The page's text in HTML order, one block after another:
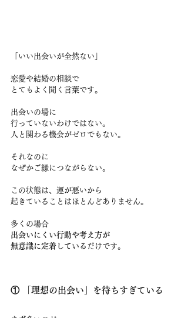
「いい出会いが全然ない」
恋愛や結婚の相談で
とてもよく聞く言葉です。
出会いの場に
行っていないわけではない。
人と関わる機会がゼロでもない。
それなのに
なぜかご縁につながらない。
この状態は、運が悪いから
起きていることはほとんどありません。
多くの場合
出会いにくい行動や考え方が
無意識に定着している だけです。
① 「理想の出会い」を待ちすぎている